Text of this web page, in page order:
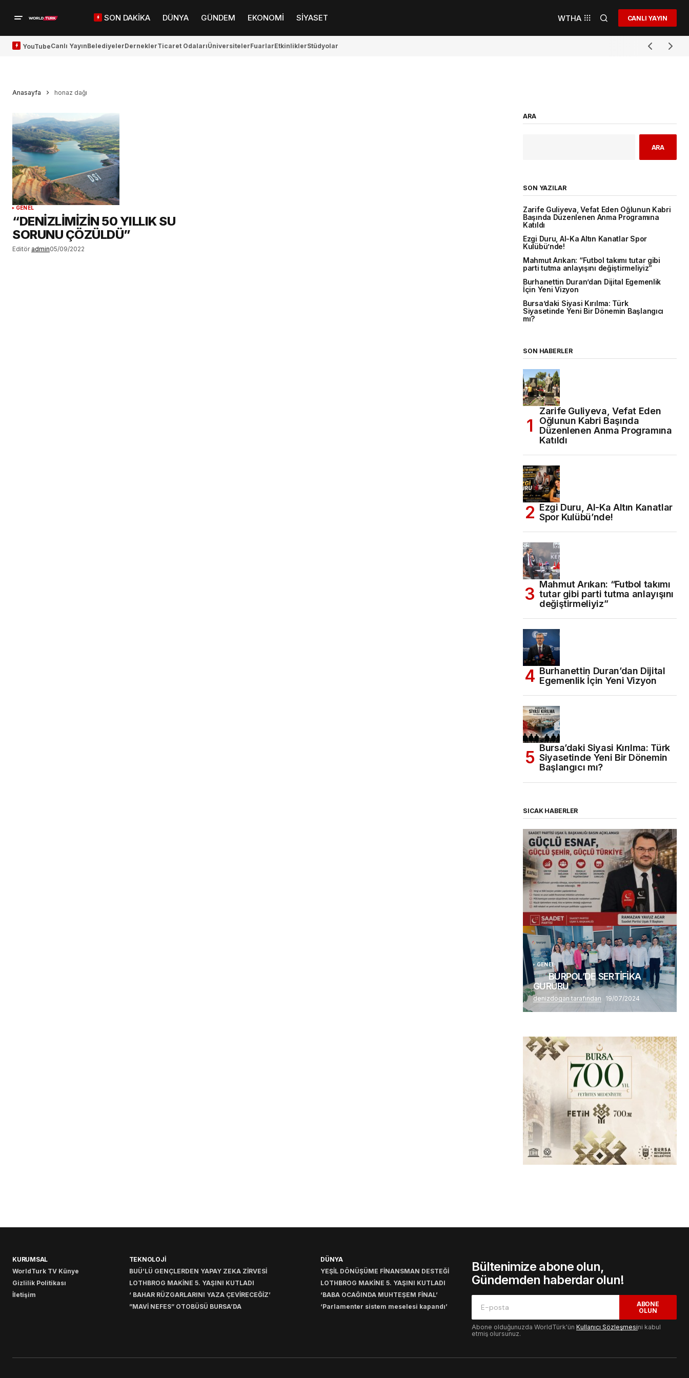
SON DAKİKA DÜNYA GÜNDEM EKONOMİ SİYASET WTHA CANLI YAYIN
YouTubeCanlı YayınBelediyelerDerneklerTicaret OdalarıÜniversitelerFuarlarEtkinliklerStüdyolar
Anasayfa honaz dağı
GENEL
“DENİZLİMİZİN 50 YILLIK SU
SORUNU ÇÖZÜLDÜ”
Editör admin05/09/2022
ARA
ARA
SON YAZILAR
Zarife Guliyeva, Vefat Eden Oğlunun Kabri
Başında Düzenlenen Anma Programına
Katıldı
Ezgi Duru, Al-Ka Altın Kanatlar Spor
Kulübü’nde!
Mahmut Arıkan: “Futbol takımı tutar gibi
parti tutma anlayışını değiştirmeliyiz”
Burhanettin Duran’dan Dijital Egemenlik
İçin Yeni Vizyon
Bursa’daki Siyasi Kırılma: Türk
Siyasetinde Yeni Bir Dönemin Başlangıcı
mı?
SON HABERLER
Zarife Guliyeva, Vefat Eden
Oğlunun Kabri Başında
Düzenlenen Anma Programına
Katıldı
Ezgi Duru, Al-Ka Altın Kanatlar
Spor Kulübü’nde!
Mahmut Arıkan: “Futbol takımı
tutar gibi parti tutma anlayışını
değiştirmeliyiz”
Burhanettin Duran’dan Dijital
Egemenlik İçin Yeni Vizyon
Bursa’daki Siyasi Kırılma: Türk
Siyasetinde Yeni Bir Dönemin
Başlangıcı mı?
SICAK HABERLER
(başlıksız)
Alaattin Karahan tarafından 14/07/2026
GENEL
BURPOL’DE SERTİFİKA
GURURU
denizdogan tarafından 19/07/2024
KURUMSAL
WorldTurk TV Künye
Gizlilik Politikası
İletişim
TEKNOLOJİ
BUÜ’LÜ GENÇLERDEN YAPAY ZEKA ZİRVESİ
LOTHBROG MAKİNE 5. YAŞINI KUTLADI
‘ BAHAR RÜZGARLARINI YAZA ÇEVİRECEĞİZ’
”MAVİ NEFES” OTOBÜSÜ BURSA’DA
DÜNYA
YEŞİL DÖNÜŞÜME FİNANSMAN DESTEĞİ
LOTHBROG MAKİNE 5. YAŞINI KUTLADI
‘BABA OCAĞINDA MUHTEŞEM FİNAL’
‘Parlamenter sistem meselesi kapandı’
Bültenimize abone olun,
Gündemden haberdar olun!
ABONE
OLUN
Abone olduğunuzda WorldTürk'ün Kullanıcı Sözleşmesini kabul
etmiş olursunuz.